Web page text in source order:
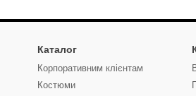
Каталог
Корпоративним клієнтам
Костюми